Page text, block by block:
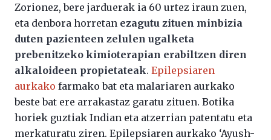
Zorionez, bere jarduerak ia 60 urtez iraun zuen,
eta denbora horretan ezagutu zituen minbizia
duten pazienteen zelulen ugalketa
prebenitzeko kimioterapian erabiltzen diren
alkaloideen propietateak. Epilepsiaren
aurkako farmako bat eta malariaren aurkako
beste bat ere arrakastaz garatu zituen. Botika
horiek guztiak Indian eta atzerrian patentatu eta
merkaturatu ziren. Epilepsiaren aurkako ‘Ayush-